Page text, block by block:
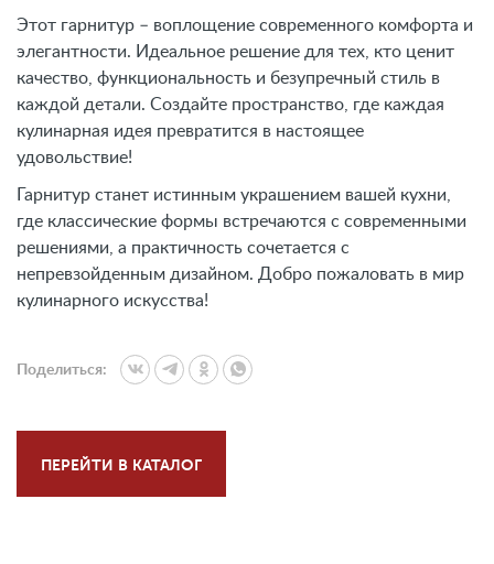
Этот гарнитур – воплощение современного комфорта и
элегантности. Идеальное решение для тех, кто ценит
качество, функциональность и безупречный стиль в
каждой детали. Создайте пространство, где каждая
кулинарная идея превратится в настоящее
удовольствие!
Гарнитур станет истинным украшением вашей кухни,
где классические формы встречаются с современными
решениями, а практичность сочетается с
непревзойденным дизайном. Добро пожаловать в мир
кулинарного искусства!
Поделиться:
ПЕРЕЙТИ В КАТАЛОГ